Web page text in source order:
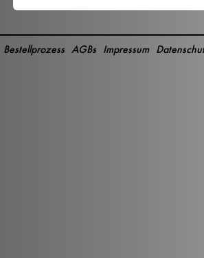
Impressum
AGBs
Bestellprozess